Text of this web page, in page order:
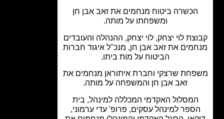
הכשרה ביטוח מנחמים את זאב אבן חן
ומשפחתו על מותה.
לוי יצחק, לוי יצחק, ההנהלה והעובדים
את זאב אבן חן, מנכ"ל איגוד חברות
הביטוח על מות ביתו.
שרצקי וחברת איתוראן מנחמים את
זאב אבן חן והמשפחה על מותה.
המסלול האקדמי המכללה למינהל, בית
למינהל עסקים, פרופ' עדי ערמוני,